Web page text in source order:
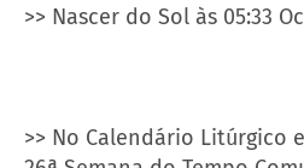
>> Nascer do Sol às 05:33
>> No Calendário Litúrgico